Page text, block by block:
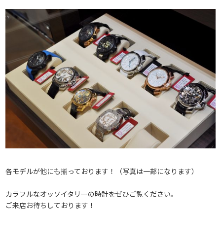
各モデルが他にも揃っております！（写真は一部になります）
カラフルなオッソイタリーの時計をぜひご覧ください。
ご来店お待ちしております！